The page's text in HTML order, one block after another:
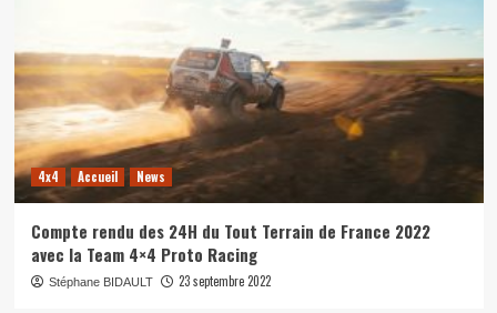
4x4 Accueil News
Compte rendu des 24H du Tout Terrain de France 2022
avec la Team 4×4 Proto Racing
Stéphane BIDAULT 23 septembre 2022